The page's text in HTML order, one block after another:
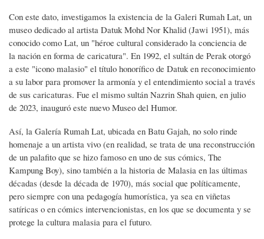
Con este dato, investigamos la existencia de la Galeri Rumah Lat, un
museo dedicado al artista Datuk Mohd Nor Khalid (Jawi 1951), más
conocido como Lat, un "héroe cultural considerado la conciencia de
la nación en forma de caricatura". En 1992, el sultán de Perak otorgó
a este "icono malasio" el título honorífico de Datuk en reconocimiento
a su labor para promover la armonía y el entendimiento social a través
de sus caricaturas. Fue el mismo sultán Nazrin Shah quien, en julio
de 2023, inauguró este nuevo Museo del Humor.
Así, la Galería Rumah Lat, ubicada en Batu Gajah, no solo rinde
homenaje a un artista vivo (en realidad, se trata de una reconstrucción
de un palafito que se hizo famoso en uno de sus cómics, The
Kampung Boy), sino también a la historia de Malasia en las últimas
décadas (desde la década de 1970), más social que políticamente,
pero siempre con una pedagogía humorística, ya sea en viñetas
satíricas o en cómics intervencionistas, en los que se documenta y se
protege la cultura malasia para el futuro.